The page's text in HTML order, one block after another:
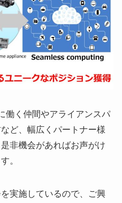
働く仲間やアライアンスパ
ど、幅広くパートナー様
非機会があればお声がけ
。
実施しているので、ご興